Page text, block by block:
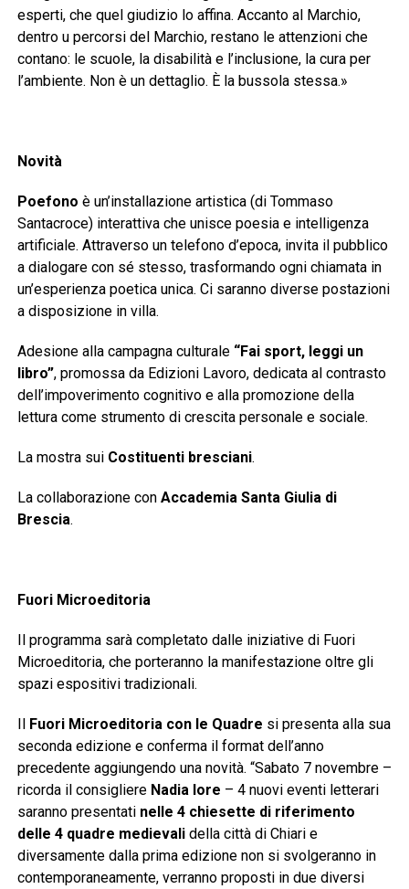
esperti, che quel giudizio lo affina. Accanto al Marchio,
dentro u percorsi del Marchio, restano le attenzioni che
contano: le scuole, la disabilità e l’inclusione, la cura per
l’ambiente. Non è un dettaglio. È la bussola stessa.»
Novità
Poefono è un’installazione artistica (di Tommaso
Santacroce) interattiva che unisce poesia e intelligenza
artificiale. Attraverso un telefono d’epoca, invita il pubblico
a dialogare con sé stesso, trasformando ogni chiamata in
un’esperienza poetica unica. Ci saranno diverse postazioni
a disposizione in villa.
Adesione alla campagna culturale “Fai sport, leggi un
libro”, promossa da Edizioni Lavoro, dedicata al contrasto
dell’impoverimento cognitivo e alla promozione della
lettura come strumento di crescita personale e sociale.
La mostra sui Costituenti bresciani.
La collaborazione con Accademia Santa Giulia di
Brescia.
Fuori Microeditoria
Il programma sarà completato dalle iniziative di Fuori
Microeditoria, che porteranno la manifestazione oltre gli
spazi espositivi tradizionali.
Fuori Microeditoria con le Quadre si presenta alla sua
seconda edizione e conferma il format dell’anno
precedente aggiungendo una novità. “Sabato 7 novembre –
ricorda il consigliere Nadia Iore – 4 nuovi eventi letterari
saranno presentati nelle 4 chiesette di riferimento
delle 4 quadre medievali della città di Chiari e
diversamente dalla prima edizione non si svolgeranno in
contemporaneamente, verranno proposti in due diversi